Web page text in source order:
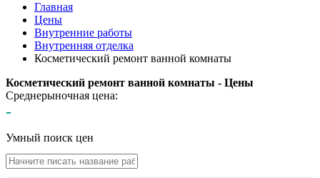
Главная
Цены
Внутренние работы
Внутренняя отделка
Косметический ремонт ванной комнаты
Косметический ремонт ванной комнаты - Цены
Среднерыночная цена:
-
Умный поиск цен